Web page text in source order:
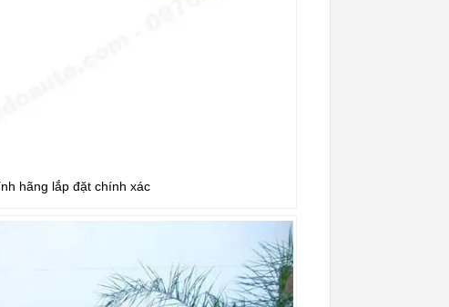
hãng lắp đặt chính xác